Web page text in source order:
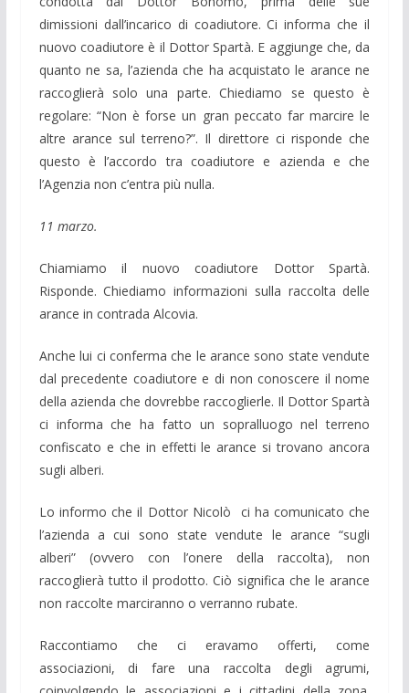
dimissioni dall’incarico di coadiutore. Ci informa che il
nuovo coadiutore è il Dottor Spartà. E aggiunge che, da
quanto ne sa, l’azienda che ha acquistato le arance ne
raccoglierà solo una parte. Chiediamo se questo è
regolare: “Non è forse un gran peccato far marcire le
altre arance sul terreno?”. Il direttore ci risponde che
questo è l’accordo tra coadiutore e azienda e che
l’Agenzia non c’entra più nulla.
11 marzo.
Chiamiamo il nuovo coadiutore Dottor Spartà.
Risponde. Chiediamo informazioni sulla raccolta delle
arance in contrada Alcovia.
Anche lui ci conferma che le arance sono state vendute
dal precedente coadiutore e di non conoscere il nome
della azienda che dovrebbe raccoglierle. Il Dottor Spartà
ci informa che ha fatto un sopralluogo nel terreno
confiscato e che in effetti le arance si trovano ancora
sugli alberi.
Lo informo che il Dottor Nicolò ci ha comunicato che
l’azienda a cui sono state vendute le arance “sugli
alberi” (ovvero con l’onere della raccolta), non
raccoglierà tutto il prodotto. Ciò significa che le arance
non raccolte marciranno o verranno rubate.
Raccontiamo che ci eravamo offerti, come
associazioni, di fare una raccolta degli agrumi,